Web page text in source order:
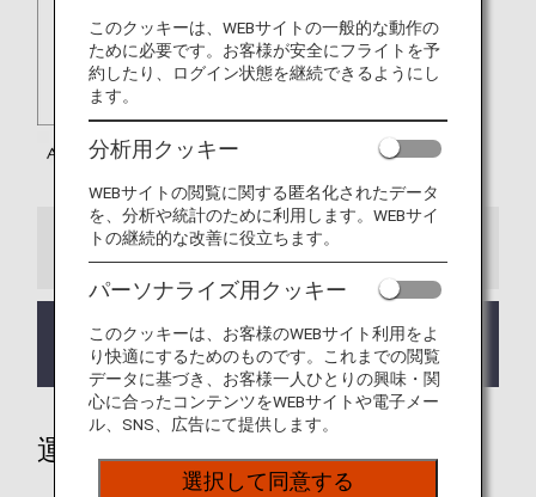
お知らせ
エア・カナダ（AC）のマイル積算率・積算対象ク
ラスが、2023年7月1日より変更となりました。
運賃別積算率
このクッキーは、WEBサイトの一般的な動作の
ために必要です。お客様が安全にフライトを予
約したり、ログイン状態を継続できるようにし
ます。
分析用クッキー
WEBサイトの閲覧に関する匿名化されたデータ
を、分析や統計のために利用します。WEBサイ
トの継続的な改善に役立ちます。
パーソナライズ用クッキー
このクッキーは、お客様のWEBサイト利用をよ
り快適にするためのものです。これまでの閲覧
データに基づき、お客様一人ひとりの興味・関
心に合ったコンテンツをWEBサイトや電子メー
ル、SNS、広告にて提供します。
選択して同意する